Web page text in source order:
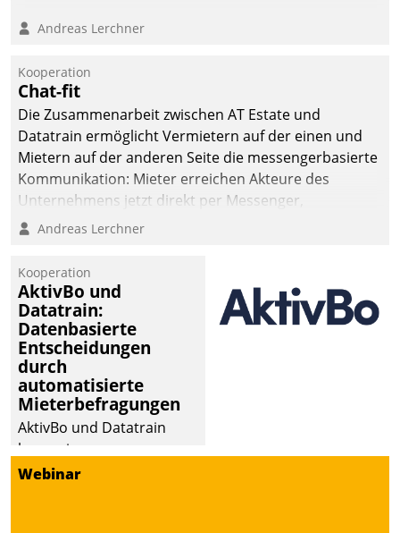
Andreas Lerchner
Kooperation
Chat-fit
Die Zusammenarbeit zwischen AT Estate und
Datatrain ermöglicht Vermietern auf der einen und
Mietern auf der anderen Seite die messengerbasierte
Kommunikation: Mieter erreichen Akteure des
Unternehmens jetzt direkt per Messenger,
Mitarbeiter oder Dienstleister empfangen oder
Andreas Lerchner
Kooperation
AktivBo und
Datatrain:
Datenbasierte
Entscheidungen
durch
automatisierte
Mieterbefragungen
AktivBo und Datatrain
kooperieren –
Immobilienunternehmen
Webinar